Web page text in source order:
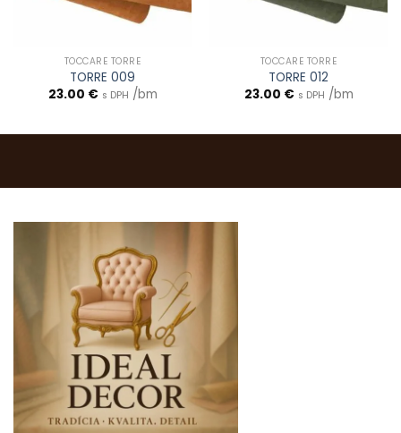
TOCCARE TORRE
TORRE 009
23.00 € s DPH /bm
TOCCARE TORRE
TORRE 012
23.00 € s DPH /bm